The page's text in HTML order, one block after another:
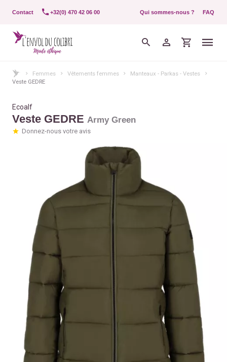
Contact +32(0) 470 42 06 00 Qui sommes-nous ? FAQ
Femmes Vêtements femmes
Manteaux - Parkas - Vestes
Veste GEDRE
Ecoalf
Veste GEDRE Army Green
Donnez-nous votre avis